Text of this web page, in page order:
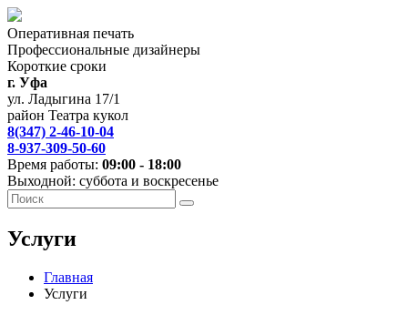
Оперативная печать
Профессиональные дизайнеры
Короткие сроки
г. Уфа
ул. Ладыгина 17/1
район Театра кукол
8(347) 2-46-10-04
8-937-309-50-60
Время работы: 09:00 - 18:00
Выходной: суббота и воскресенье
Услуги
Главная
Услуги